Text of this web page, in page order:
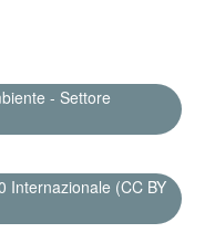
- Settore
Internazionale (CC BY